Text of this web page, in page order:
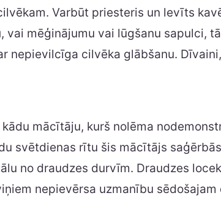
Varbūt priesteris un levīts
vai mēģinājumu vai lūgšanu sapulci,
nepievilcīga cilvēka glābšanu.
kādu mācītāju, kurš nolēma
svētdienas rītu šis mācītājs
no draudzes durvīm. Draudzes
nepievērsa uzmanību